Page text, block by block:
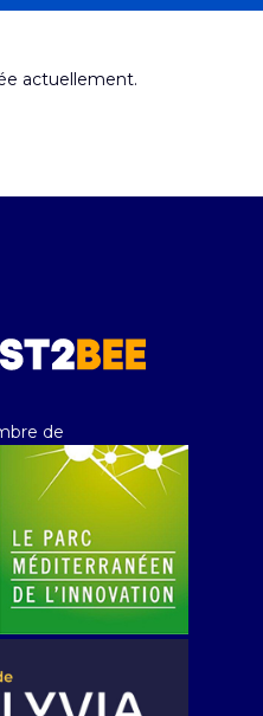
actuellement.
de